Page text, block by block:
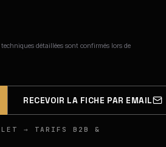
détaillées sont confirmés lors de
RECEVOIR LA FICHE PAR EMAIL
→ TARIFS B2B &